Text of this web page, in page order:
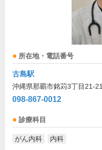
所在地・電話番号
古島駅
沖縄県那覇市銘苅3丁目21-21
098-867-0012
診療科目
がん内科 内科